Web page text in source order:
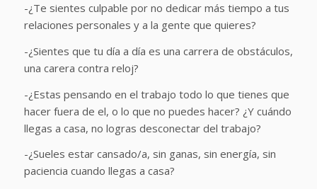
-¿Te sientes culpable por no dedicar más tiempo a tus
relaciones personales y a la gente que quieres?
-¿Sientes que tu día a día es una carrera de obstáculos,
una carera contra reloj?
-¿Estas pensando en el trabajo todo lo que tienes que
hacer fuera de el, o lo que no puedes hacer? ¿Y cuándo
llegas a casa, no logras desconectar del trabajo?
-¿Sueles estar cansado/a, sin ganas, sin energía, sin
paciencia cuando llegas a casa?